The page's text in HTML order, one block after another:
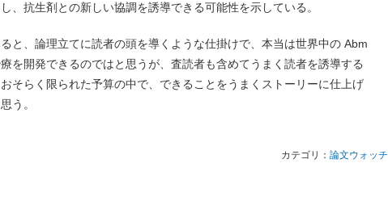
、抗生剤との新しい協調を誘導できる可能性を示している。
と、論理立てに読者の頭を導くような仕掛けで、本当は世界中の Abm
を開発できるのではと思うが、査読者も含めてうまく読者を誘導する
そらく限られた予算の中で、できることをうまくストーリーに仕上げ
う。
カテゴリ： 論文ウォッチ